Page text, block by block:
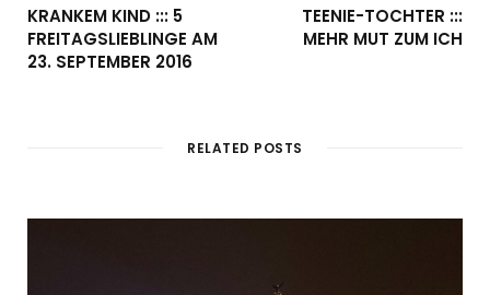
KRANKEM KIND ::: 5
FREITAGSLIEBLINGE AM
23. SEPTEMBER 2016
EENIE-TOCHTER ::: M
EHR MUT ZUM ICH
RELATED POSTS